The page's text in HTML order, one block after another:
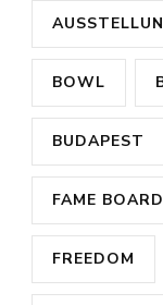
BOWL
BUDAPEST
FAME
FREEDOM